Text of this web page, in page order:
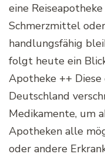
eine
Schmerzmittel
handlungsfähig
folgt heute ein
Apotheke ++
Deutschland
Medikamente, um
Apotheken alle
oder andere